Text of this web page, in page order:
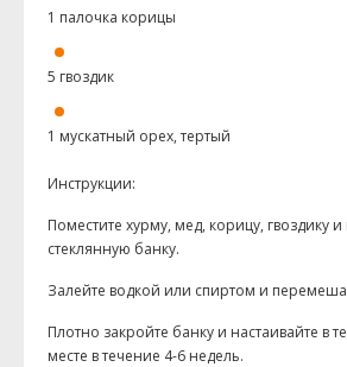
1 палочка корицы
5 гвоздик
1 мускатный орех, тертый
Инструкции:
Поместите хурму, мед, корицу, гвоздику
стеклянную банку.
Залейте водкой или спиртом и
Плотно закройте банку и настаивайте в
месте в течение 4-6 недель.